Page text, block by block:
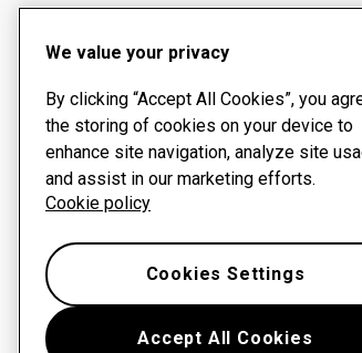
We value your privacy
By clicking “Accept All Cookies”, you
the storing of cookies on your device to
enhance site navigation, analyze site
and assist in our marketing efforts.
Cookie policy
Accept All Cookies
Cookies Settings